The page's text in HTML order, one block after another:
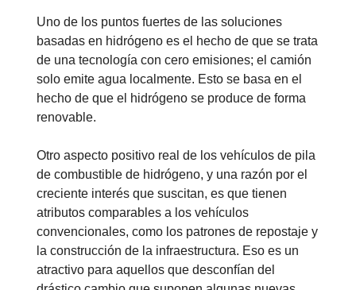
Uno de los puntos fuertes de las soluciones
basadas en hidrógeno es el hecho de que se trata
de una tecnología con cero emisiones; el camión
solo emite agua localmente. Esto se basa en el
hecho de que el hidrógeno se produce de forma
renovable.
Otro aspecto positivo real de los vehículos de pila
de combustible de hidrógeno, y una razón por el
creciente interés que suscitan, es que tienen
atributos comparables a los vehículos
convencionales, como los patrones de repostaje y
la construcción de la infraestructura. Eso es un
atractivo para aquellos que desconfían del